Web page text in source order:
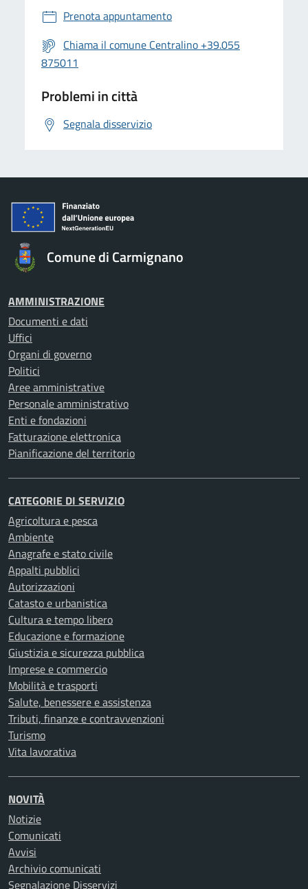
Prenota appuntamento
Chiama il comune Centralino +39.055
875011
Problemi in città
Segnala disservizio
Comune di Carmignano
AMMINISTRAZIONE
Documenti e dati
Uffici
Organi di governo
Politici
Aree amministrative
Personale amministrativo
Enti e fondazioni
Fatturazione elettronica
Pianificazione del territorio
CATEGORIE DI SERVIZIO
Agricoltura e pesca
Ambiente
Anagrafe e stato civile
Appalti pubblici
Autorizzazioni
Catasto e urbanistica
Cultura e tempo libero
Educazione e formazione
Giustizia e sicurezza pubblica
Imprese e commercio
Mobilità e trasporti
Salute, benessere e assistenza
Tributi, finanze e contravvenzioni
Turismo
Vita lavorativa
NOVITÀ
Notizie
Comunicati
Avvisi
Archivio comunicati
Segnalazione Disservizi